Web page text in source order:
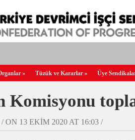
» Tüzük ve Kararlar » Üye
Komisyonu
/ ON 13 EKIM 2020 AT 16:03 /